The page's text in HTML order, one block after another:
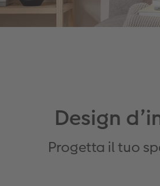
Design
Progetta il tuo